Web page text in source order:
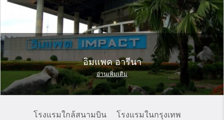
อิมแพค อารีนา
อ่านเพิ่มเติม
โรงแรมใกล้สนามบิน โรงแรมในกรุงเทพ